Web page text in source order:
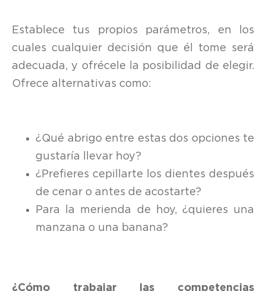
Establece tus propios parámetros, en los
cuales cualquier decisión que él tome será
adecuada, y ofrécele la posibilidad de elegir.
Ofrece alternativas como:
¿Qué abrigo entre estas dos opciones te
gustaría llevar hoy?
¿Prefieres cepillarte los dientes después
de cenar o antes de acostarte?
Para la merienda de hoy, ¿quieres una
manzana o una banana?
¿Cómo trabajar las competencias